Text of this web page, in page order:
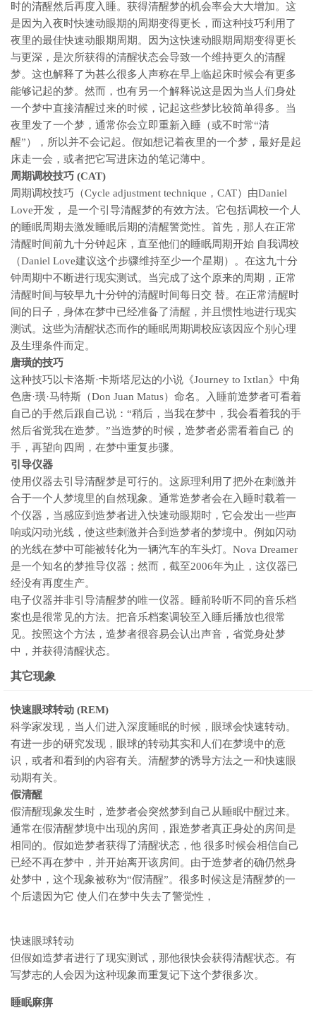
时的清醒然后再度入睡。获得清醒梦的机会率会大大增加。这
是因为入夜时快速动眼期的周期变得更长，而这种技巧利用了
夜里的最佳快速动眼期周期。因为这快速动眼期周期变得更长
与更深，是次所获得的清醒状态会导致一个维持更久的清醒
梦。这也解释了为甚么很多人声称在早上临起床时候会有更多
能够记起的梦。然而，也有另一个解释说这是因为当人们身处
一个梦中直接清醒过来的时候，记起这些梦比较简单得多。当
夜里发了一个梦，通常你会立即重新入睡（或不时常“清
醒”），所以并不会记起。假如想记着夜里的一个梦，最好是起
床走一会，或者把它写进床边的笔记薄中。
周期调校技巧 (CAT)
周期调校技巧（Cycle adjustment technique，CAT）由Daniel
Love开发， 是一个引导清醒梦的有效方法。它包括调校一个人
的睡眠周期去激发睡眠后期的清醒警觉性。首先，那人在正常
清醒时间前九十分钟起床，直至他们的睡眠周期开始 自我调校
（Daniel Love建议这个步骤维持至少一个星期）。在这九十分
钟周期中不断进行现实测试。当完成了这个原来的周期，正常
清醒时间与较早九十分钟的清醒时间每日交 替。在正常清醒时
间的日子，身体在梦中已经准备了清醒，并且惯性地进行现实
测试。这些为清醒状态而作的睡眠周期调校应该因应个别心理
及生理条件而定。
唐璜的技巧
这种技巧以卡洛斯·卡斯塔尼达的小说《Journey to Ixtlan》中角
色唐·璜·马特斯（Don Juan Matus）命名。入睡前造梦者可看着
自己的手然后跟自己说：“稍后，当我在梦中，我会看着我的手
然后省觉我在造梦。”当造梦的时候，造梦者必需看着自己 的
手，再望向四周，在梦中重复步骤。
引导仪器
使用仪器去引导清醒梦是可行的。这原理利用了把外在刺激并
合于一个人梦境里的自然现象。通常造梦者会在入睡时载着一
个仪器，当感应到造梦者进入快速动眼期时，它会发出一些声
响或闪动光线，使这些刺激并合到造梦者的梦境中。例如闪动
的光线在梦中可能被转化为一辆汽车的车头灯。Nova Dreamer
是一个知名的梦推导仪器；然而，截至2006年为止，这仪器已
经没有再度生产。
电子仪器并非引导清醒梦的唯一仪器。睡前聆听不同的音乐档
案也是很常见的方法。把音乐档案调较至入睡后播放也很常
见。按照这个方法，造梦者很容易会认出声音，省觉身处梦
中，并获得清醒状态。
其它现象
快速眼球转动 (REM)
科学家发现，当人们进入深度睡眠的时候，眼球会快速转动。
有进一步的研究发现，眼球的转动其实和人们在梦境中的意
识，或者和看到的内容有关。清醒梦的诱导方法之一和快速眼
动期有关。
假清醒
假清醒现象发生时，造梦者会突然梦到自己从睡眠中醒过来。
通常在假清醒梦境中出现的房间，跟造梦者真正身处的房间是
相同的。假如造梦者获得了清醒状态，他 很多时候会相信自己
已经不再在梦中，并开始离开该房间。由于造梦者的确仍然身
处梦中，这个现象被称为“假清醒”。很多时候这是清醒梦的一
个后遗因为它 使人们在梦中失去了警觉性，
快速眼球转动
但假如造梦者进行了现实测试，那他很快会获得清醒状态。有
写梦志的人会因为这种现象而重复记下这个梦很多次。
睡眠麻痹